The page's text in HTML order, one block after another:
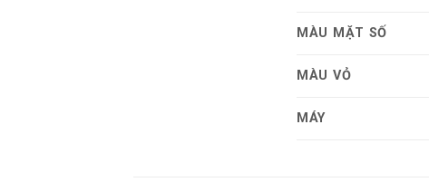
MÀU MẶT SỐ
MÀU VỎ
MÁY